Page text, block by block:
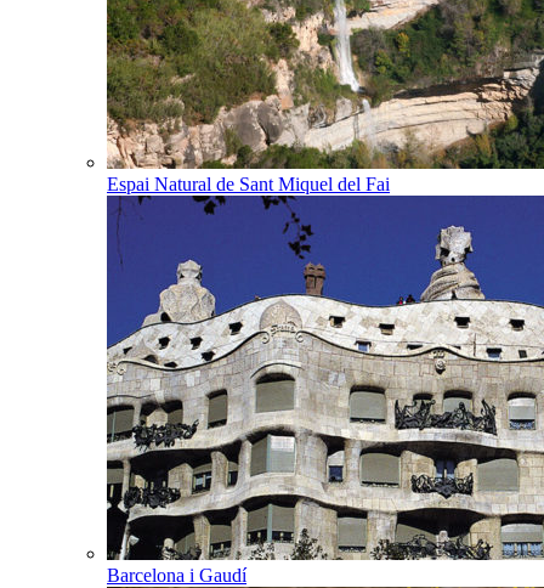
Espai Natural de Sant Miquel del Fai
Barcelona i Gaudí